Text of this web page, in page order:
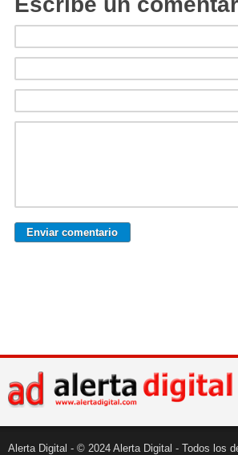
Alerta Digital - © 2024 Alerta Digital - Todos los